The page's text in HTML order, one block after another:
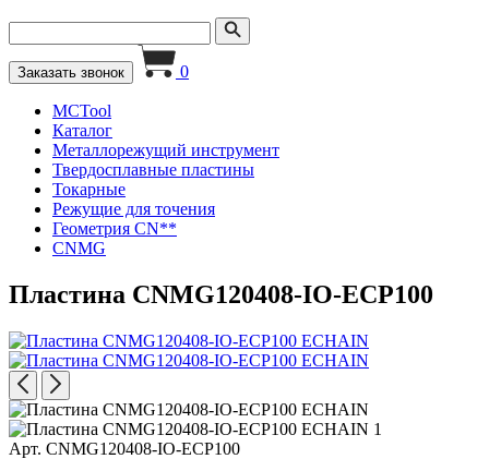
Заказать звонок 0
MCTool
Каталог
Металлорежущий инструмент
Твердосплавные пластины
Токарные
Режущие для точения
Геометрия CN**
CNMG
Пластина CNMG120408-IO-ECP100
Арт. CNMG120408-IO-ECP100